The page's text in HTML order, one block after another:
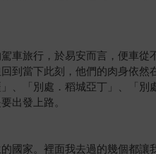
旅行，於易安而言，便車從
當下此刻，他們的肉身依然
」、「別處．稻城亞丁」、
出發上路。
國家。裡面我去過的幾個都